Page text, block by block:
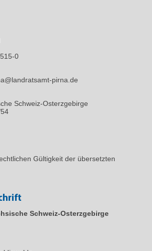
0
pirna.de
Schweiz-Osterzgebirge
Gültigkeit der übersetzten
Schweiz-Osterzgebirge